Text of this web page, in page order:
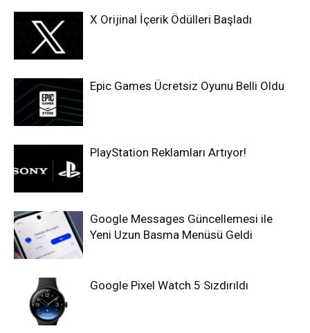
X Orijinal İçerik Ödülleri Başladı
Epic Games Ücretsiz Oyunu Belli Oldu
PlayStation Reklamları Artıyor!
Google Messages Güncellemesi ile
Yeni Uzun Basma Menüsü Geldi
Google Pixel Watch 5 Sızdırıldı